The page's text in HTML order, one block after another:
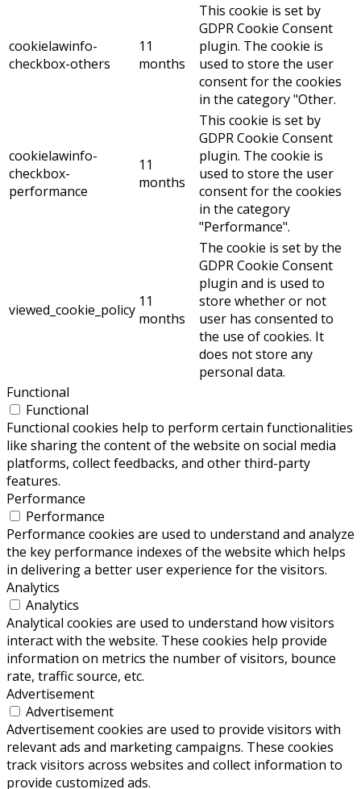
cookielawinfo-
checkbox-others
11
months
This cookie is set by
GDPR Cookie Consent
plugin. The cookie is
used to store the user
consent for the cookies
in the category "Other.
cookielawinfo-
checkbox-
performance
11
months
This cookie is set by
GDPR Cookie Consent
plugin. The cookie is
used to store the user
consent for the cookies
in the category
"Performance".
viewed_cookie_policy 11
months
The cookie is set by the
GDPR Cookie Consent
plugin and is used to
store whether or not
user has consented to
the use of cookies. It
does not store any
personal data.
Functional
Functional
Functional cookies help to perform certain functionalities
like sharing the content of the website on social media
platforms, collect feedbacks, and other third-party
features.
Performance
Performance
Performance cookies are used to understand and analyze
the key performance indexes of the website which helps
in delivering a better user experience for the visitors.
Analytics
Analytics
Analytical cookies are used to understand how visitors
interact with the website. These cookies help provide
information on metrics the number of visitors, bounce
rate, traffic source, etc.
Advertisement
Advertisement
Advertisement cookies are used to provide visitors with
relevant ads and marketing campaigns. These cookies
track visitors across websites and collect information to
provide customized ads.